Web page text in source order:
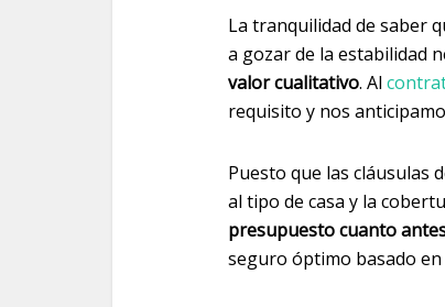
La tranquilidad de saber
a gozar de la estabilidad
valor cualitativo. Al
requisito y nos
Puesto que las cláusulas
al tipo de casa y la
presupuesto cuanto
seguro óptimo basado